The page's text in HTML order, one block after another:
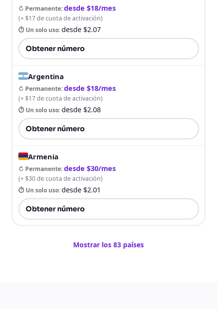
↻ Permanente:desde $18/mes
(+ $17 de cuota de activación)
⏱ Un solo uso:desde $2.07
Obtener número
Argentina
↻ Permanente:desde $18/mes
(+ $17 de cuota de activación)
⏱ Un solo uso:desde $2.08
Obtener número
Armenia
↻ Permanente:desde $30/mes
(+ $30 de cuota de activación)
⏱ Un solo uso:desde $2.01
Obtener número
Mostrar los 83 países